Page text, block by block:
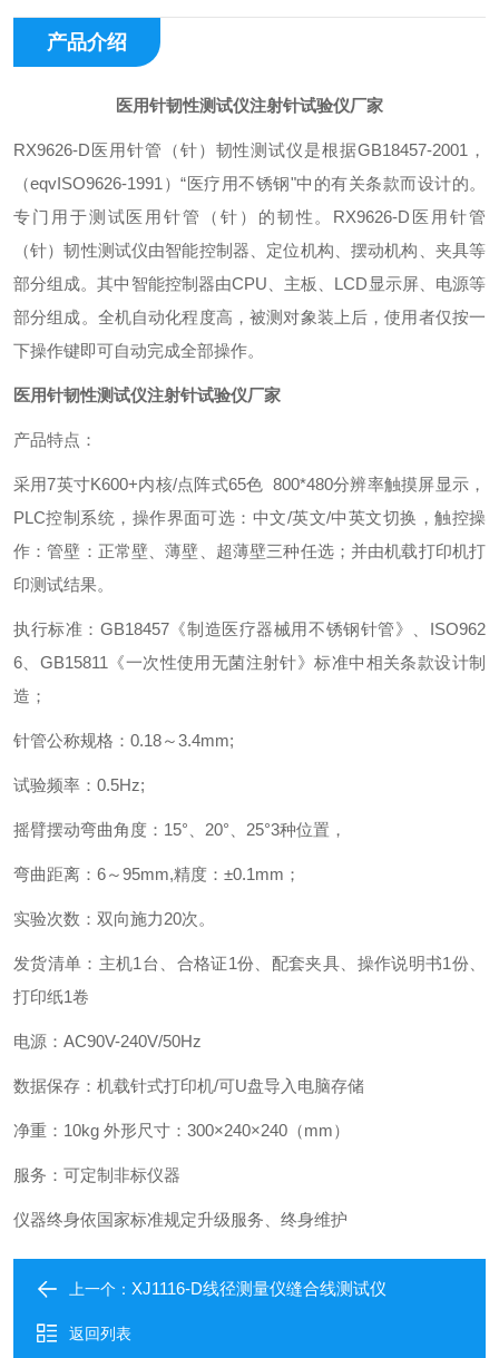
产品介绍
医用针韧性测试仪注射针试验仪厂家
RX9626-D医用针管（针）韧性测试仪是根据GB18457-2001，
（eqvISO9626-1991）“医疗用不锈钢"中的有关条款而设计的。
专门用于测试医用针管（针）的韧性。 RX9626-D医用针管
（针）韧性测试仪由智能控制器、定位机构、摆动机构、夹具等
部分组成。其中智能控制器由CPU、主板、LCD显示屏、电源等
部分组成。 全机自动化程度高，被测对象装上后，使用者仅按一
下操作键即可自动完成全部操作。
医用针韧性测试仪注射针试验仪厂家
产品特点：
采用7英寸K600+内核/点阵式65色 800*480分辨率触摸屏显示，
PLC控制系统，操作界面可选：中文/英文/中英文切换，触控操
作：管壁：正常壁、薄壁、超薄壁三种任选；并由机载打印机打
印测试结果。
执行标准：GB18457《制造医疗器械用不锈钢针管》、ISO962
6、GB15811《一次性使用无菌注射针》标准中相关条款设计制
造；
针管公称规格：0.18～3.4mm;
试验频率：0.5Hz;
摇臂摆动弯曲角度：15°、20°、25°3种位置，
弯曲距离：6～95mm,精度：±0.1mm；
实验次数：双向施力20次。
发货清单：主机1台、合格证1份、配套夹具、操作说明书1份、
打印纸1卷
电源：AC90V-240V/50Hz
数据保存：机载针式打印机/可U盘导入电脑存储
净重：10kg 外形尺寸：300×240×240（mm）
服务：可定制非标仪器
仪器终身依国家标准规定升级服务、终身维护
上一个： XJ1116-D线径测量仪缝合线测试仪
返回列表